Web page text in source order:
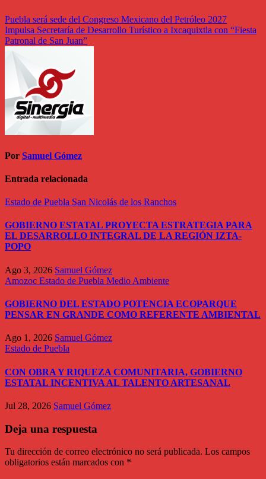
Navegación
de
entradas
Puebla será sede del Congreso Mexicano del Petróleo 2027
Impulsa Secretaría de Desarrollo Turístico a Ixcaquixtla con “Fiesta
Patronal de San Juan”
Por Samuel Gómez
Entrada relacionada
Estado de Puebla San Nicolás de los Ranchos
GOBIERNO ESTATAL PROYECTA ESTRATEGIA PARA
EL DESARROLLO INTEGRAL DE LA REGIÓN IZTA-
POPO
Ago 3, 2026 Samuel Gómez
Amozoc Estado de Puebla Medio Ambiente
GOBIERNO DEL ESTADO POTENCIA ECOPARQUE
PENSAR EN GRANDE COMO REFERENTE AMBIENTAL
Ago 1, 2026 Samuel Gómez
Estado de Puebla
CON OBRA Y RIQUEZA COMUNITARIA, GOBIERNO
ESTATAL INCENTIVA AL TALENTO ARTESANAL
Jul 28, 2026 Samuel Gómez
Deja una respuesta
Tu dirección de correo electrónico no será publicada. Los campos
obligatorios están marcados con *